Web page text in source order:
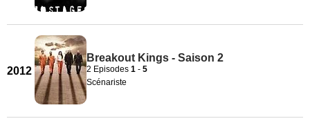
2012
Breakout Kings - Saison 2
2 Episodes 1 - 5
Scénariste